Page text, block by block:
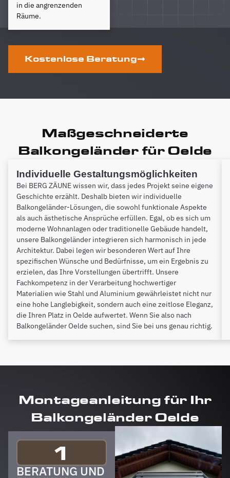
in die angrenzenden
Räume.
Kostenlose Beratung
Maßgeschneiderte
Balkongeländer für Oelde
Individuelle Gestaltungsmöglichkeiten
Bei BERG ZÄUNE wissen wir, dass jedes Projekt seine eigene
Geschichte erzählt. Deshalb bieten wir individuelle
Balkongeländer-Lösungen, die sowohl funktionale Aspekte
als auch ästhetische Ansprüche erfüllen. Egal, ob es sich um
moderne Wohnanlagen oder traditionelle Gebäude handelt,
unsere Balkongeländer integrieren sich harmonisch in jede
Architektur. Dabei legen wir besonderen Wert auf Ihre
spezifischen Wünsche und Bedürfnisse, um ein Ergebnis zu
erzielen, das Ihre Vorstellungen übertrifft. Unsere
Fachkompetenz in der Verarbeitung hochwertiger
Materialien wie Stahl und Aluminium gewährleistet nicht nur
eine hohe Langlebigkeit, sondern auch eine zeitlose Eleganz,
die Ihren Platz in Oelde aufwertet. Wenn Sie also nach
Balkongeländer Oelde suchen, sind Sie bei uns genau richtig.
Montageanleitung für Ihr
Balkongeländer Oelde
1
BERATUNG UND